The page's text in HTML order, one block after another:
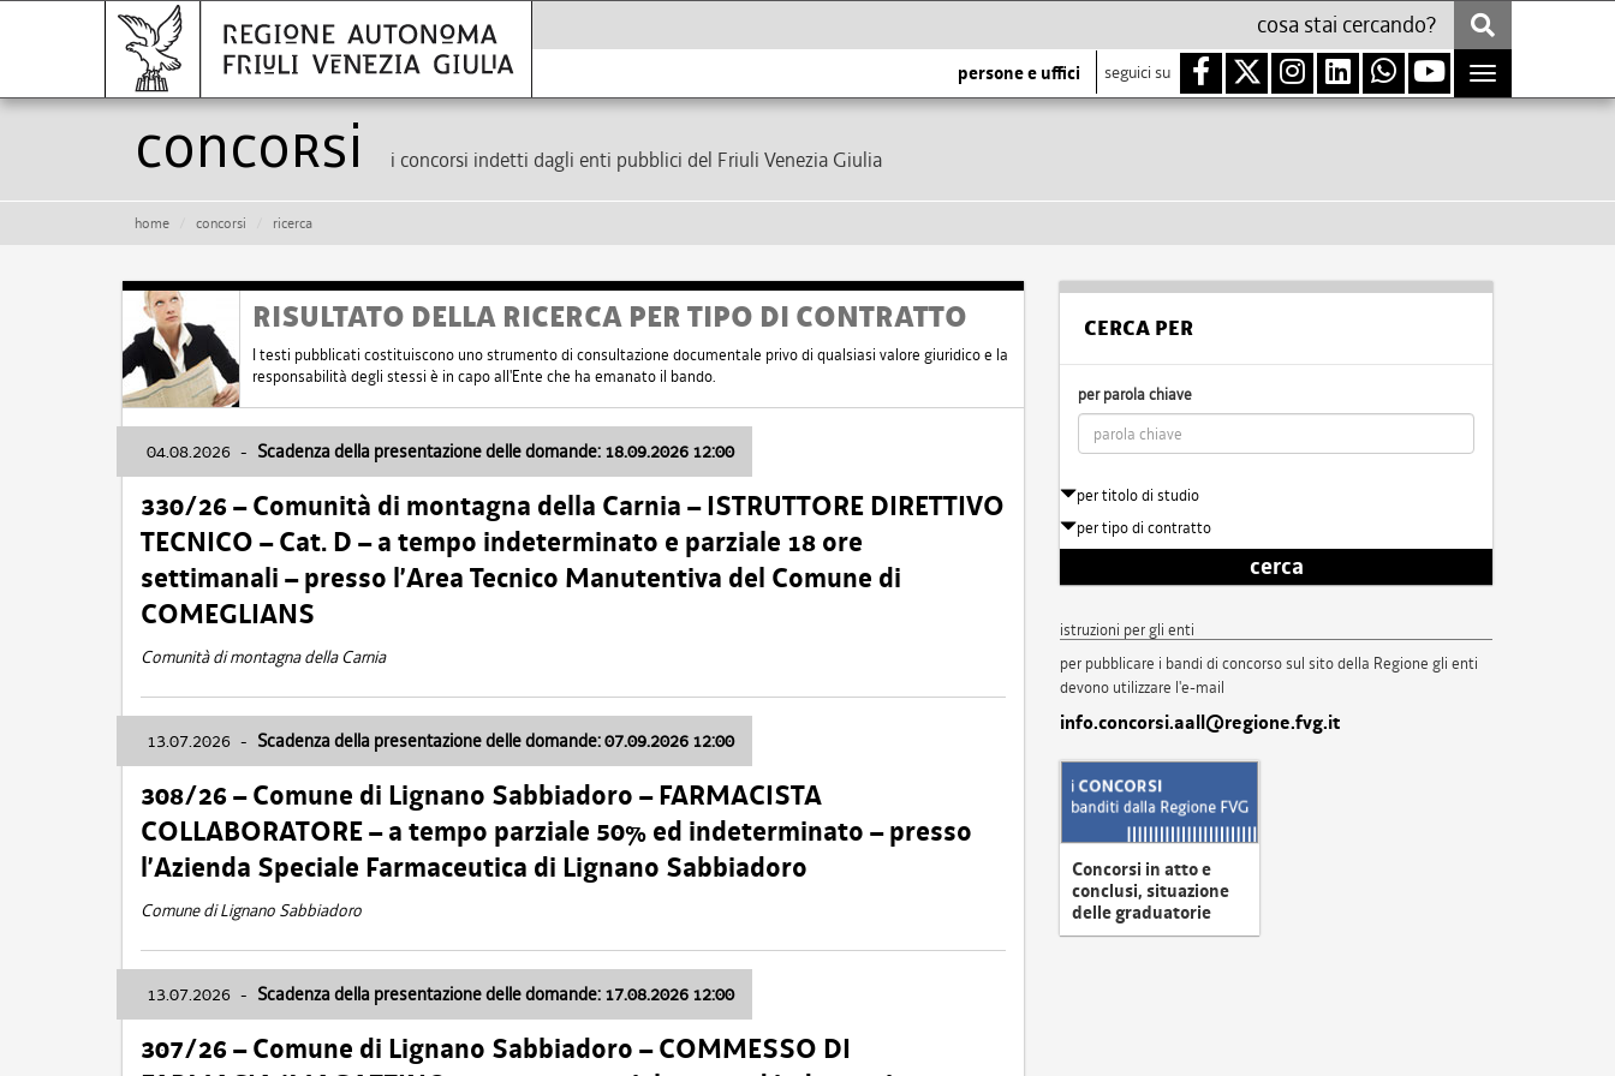
persone e uffici seguici su
Toggle
navigation
Concorsi i concorsi indetti dagli enti pubblici del Friuli Venezia Giulia
home concorsi ricerca
RISULTATO DELLA RICERCA PER TIPO DI CONTRATTO
I testi pubblicati costituiscono uno strumento di consultazione documentale privo di qualsiasi valore giuridico e la
responsabilità degli stessi è in capo all'Ente che ha emanato il bando.
04.08.2026 - Scadenza della presentazione delle domande: 18.09.2026 12:00
330/26 – Comunità di montagna della Carnia – ISTRUTTORE DIRETTIVO
TECNICO – Cat. D – a tempo indeterminato e parziale 18 ore
settimanali – presso l’Area Tecnico Manutentiva del Comune di
COMEGLIANS
Comunità di montagna della Carnia
13.07.2026 - Scadenza della presentazione delle domande: 07.09.2026 12:00
308/26 – Comune di Lignano Sabbiadoro – FARMACISTA
COLLABORATORE – a tempo parziale 50% ed indeterminato – presso
l’Azienda Speciale Farmaceutica di Lignano Sabbiadoro
Comune di Lignano Sabbiadoro
13.07.2026 - Scadenza della presentazione delle domande: 17.08.2026 12:00
307/26 – Comune di Lignano Sabbiadoro – COMMESSO DI
CERCA PER
per parola chiave
per titolo di studio
per tipo di contratto
cerca
istruzioni per gli enti
per pubblicare i bandi di concorso sul sito della Regione gli enti
devono utilizzare l'e-mail
info.concorsi.aall@regione.fvg.it
Concorsi in atto e
conclusi, situazione
delle graduatorie